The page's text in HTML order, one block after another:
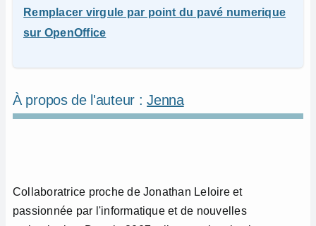
Remplacer virgule par point du pavé numerique
sur OpenOffice
À propos de l'auteur :Jenna
Collaboratrice proche de Jonathan Leloire et
passionnée par l'informatique et de nouvelles